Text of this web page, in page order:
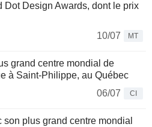
Dot Design Awards, dont le prix
10/07
MT
grand centre mondial de
à Saint-Philippe, au Québec
06/07
CI
plus grand centre mondial